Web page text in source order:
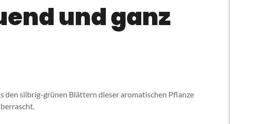
und ganz
den silbrig-grünen Blättern dieser aromatischen Pflanze